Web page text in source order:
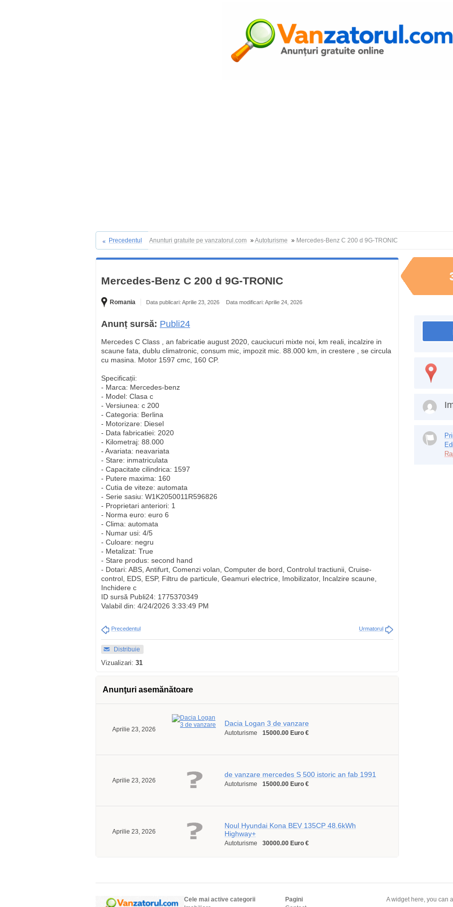
Precedentul Anunturi gratuite pe vanzatorul.com »Autoturisme » Mercedes-Benz C 200 d 9G-TRONIC
Mercedes-Benz C 200 d 9G-TRONIC
Romania Data publicari: Aprilie 23, 2026 Data modificari: Aprilie 24, 2026
Anunț sursă: Publi24
Mercedes C Class , an fabricatie august 2020, cauciucuri mixte noi, km reali, incalzire in
scaune fata, dublu climatronic, consum mic, impozit mic. 88.000 km, in crestere , se circula
cu masina. Motor 1597 cmc, 160 CP.
Specificații:
- Marca: Mercedes-benz
- Model: Clasa c
- Versiunea: c 200
- Categoria: Berlina
- Motorizare: Diesel
- Data fabricatiei: 2020
- Kilometraj: 88.000
- Avariata: neavariata
- Stare: inmatriculata
- Capacitate cilindrica: 1597
- Putere maxima: 160
- Cutia de viteze: automata
- Serie sasiu: W1K2050011R596826
- Proprietari anteriori: 1
- Norma euro: euro 6
- Clima: automata
- Numar usi: 4/5
- Culoare: negru
- Metalizat: True
- Stare produs: second hand
- Dotari: ABS, Antifurt, Comenzi volan, Computer de bord, Controlul tractiunii, Cruise-
control, EDS, ESP, Filtru de particule, Geamuri electrice, Imobilizator, Incalzire scaune,
Inchidere c
ID sursă Publi24: 1775370349
Valabil din: 4/24/2026 3:33:49 PM
Precedentul Urmatorul
Distribuie
Vizualizari: 31
Anunţuri asemănătoare
Aprilie 23, 2026
Dacia Logan 3 de vanzare
Autoturisme 15000.00 Euro €
Aprilie 23, 2026
de vanzare mercedes S 500 istoric an fab 1991
Autoturisme 15000.00 Euro €
Aprilie 23, 2026
Noul Hyundai Kona BEV 135CP 48.6kWh
Highway+
Autoturisme 30000.00 Euro €
Cele mai active categorii
Pagini
A widget here, you can